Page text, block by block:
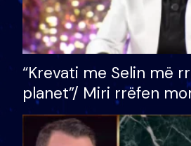
“Krevati me Selin më
planet”/ Miri rrëfen
bukura në shtëpinë e
mungojë zilja e